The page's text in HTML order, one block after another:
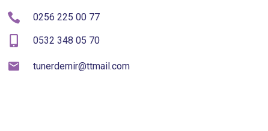
0256 225 00 77
0532 348 05 70
tunerdemir@ttmail.com